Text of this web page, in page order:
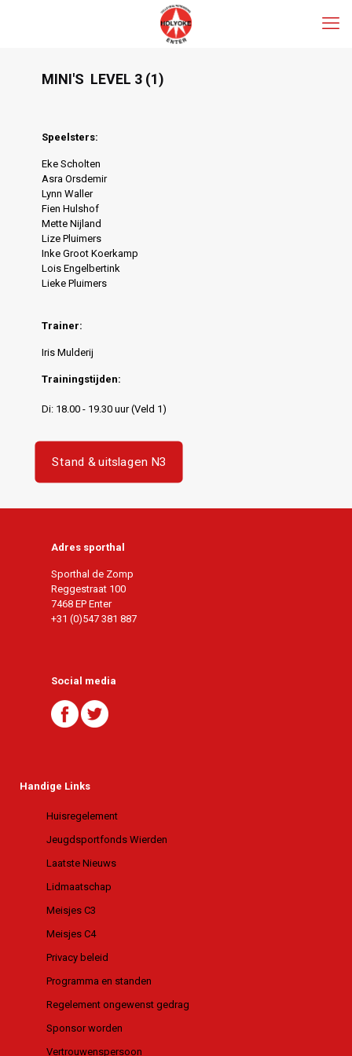
MINI'S LEVEL 3 (1)
Speelsters:
Eke Scholten
Asra Orsdemir
Lynn Waller
Fien Hulshof
Mette Nijland
Lize Pluimers
Inke Groot Koerkamp
Lois Engelbertink
Lieke Pluimers
Trainer:
Iris Mulderij
Trainingstijden:
Di: 18.00 - 19.30 uur (Veld 1)
Stand & uitslagen N3
Adres sporthal
Sporthal de Zomp
Reggestraat 100
7468 EP Enter
+31 (0)547 381 887
Social media
Handige Links
Huisregelement
Jeugdsportfonds Wierden
Laatste Nieuws
Lidmaatschap
Meisjes C3
Meisjes C4
Privacy beleid
Programma en standen
Regelement ongewenst gedrag
Sponsor worden
Vertrouwenspersoon